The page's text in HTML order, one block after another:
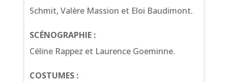
Schmit, Valère Massion et Eloi Baudimont.
SCÉNOGRAPHIE :
Céline Rappez et Laurence Goeminne.
COSTUMES :